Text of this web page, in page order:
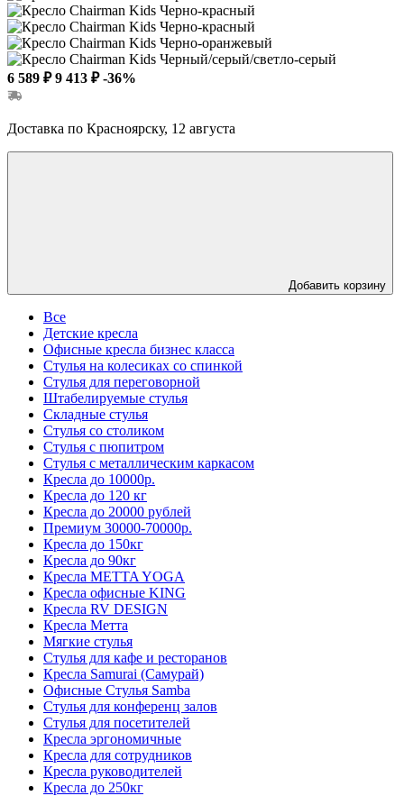
6 589 ₽ 9 413 ₽ -36%
Доставка по Красноярску, 12 августа
Добавить корзину
Все
Детские кресла
Офисные кресла бизнес класса
Стулья на колесиках со спинкой
Стулья для переговорной
Штабелируемые стулья
Складные стулья
Стулья со столиком
Стулья с пюпитром
Стулья с металлическим каркасом
Кресла до 10000р.
Кресла до 120 кг
Кресла до 20000 рублей
Премиум 30000-70000р.
Кресла до 150кг
Кресла до 90кг
Кресла METTA YOGA
Кресла офисные KING
Кресла RV DESIGN
Кресла Метта
Мягкие стулья
Стулья для кафе и ресторанов
Кресла Samurai (Самурай)
Офисные Стулья Samba
Стулья для конференц залов
Стулья для посетителей
Кресла эргономичные
Кресла для сотрудников
Кресла руководителей
Кресла до 250кг